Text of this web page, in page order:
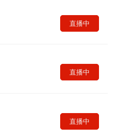
直播中
直播中
直播中